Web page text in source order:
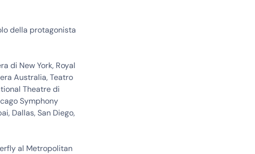
della protagonista
di New York, Royal
Australia, Teatro
Theatre di
Symphony
Dallas, San Diego,
al Metropolitan